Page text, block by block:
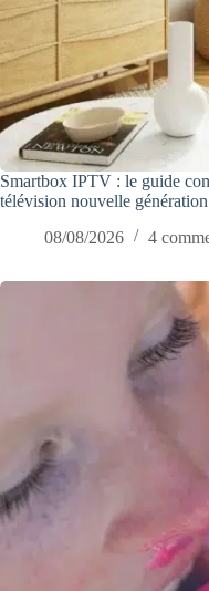
Smartbox IPTV : le guide
télévision nouvelle génération
08/08/2026
4